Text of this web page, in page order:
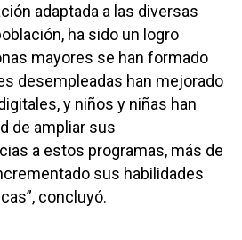
adaptada a las diversas
ha sido un logro
mayores se han formado
desempleadas han mejorado
y niños y niñas han
de ampliar sus
a estos programas, más de
sus habilidades
concluyó.